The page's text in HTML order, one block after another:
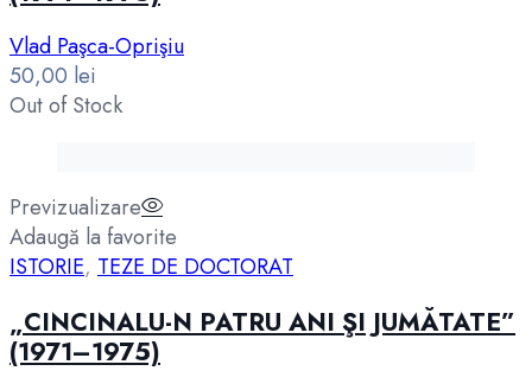
Vlad Paşca-Oprişiu
50,00 lei
Out of Stock
Previzualizare
Adaugă la favorite
ISTORIE, TEZE DE DOCTORAT
„CINCINALU-N PATRU ANI ŞI JUMĂTATE”
(1971–1975)